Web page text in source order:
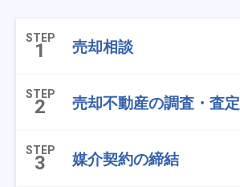
STEP
1 売却相談
STEP
2 売却不動産の調査・査定
STEP
3 媒介契約の締結